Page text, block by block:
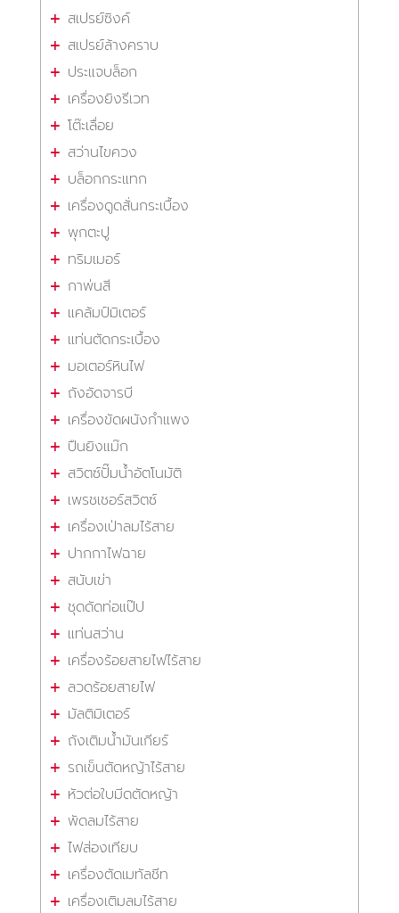
สเปรย์ซิงค์
สเปรย์ล้างคราบ
ประแจบล็อก
เครื่องยิงรีเวท
โต๊ะเลื่อย
สว่านไขควง
บล็อกกระแทก
เครื่องดูดสั่นกระเบื้อง
พุกตะปู
ทริมเมอร์
กาพ่นสี
แคล้มป์มิเตอร์
แท่นตัดกระเบื้อง
มอเตอร์หินไฟ
ถังอัดจารบี
เครื่องขัดผนังกำแพง
ปืนยิงแม๊ก
สวิตซ์ปั๊มน้ำอัตโนมัติ
เพรชเชอร์สวิตซ์
เครื่องเป่าลมไร้สาย
ปากกาไฟฉาย
สนับเข่า
ชุดดัดท่อแป๊ป
แท่นสว่าน
เครื่องร้อยสายไฟไร้สาย
ลวดร้อยสายไฟ
มัลติมิเตอร์
ถังเติมน้ำมันเกียร์
รถเข็นตัดหญ้าไร้สาย
หัวต่อใบมีดตัดหญ้า
พัดลมไร้สาย
ไฟส่องเทียบ
เครื่องตัดเมทัลชีท
เครื่องเติมลมไร้สาย